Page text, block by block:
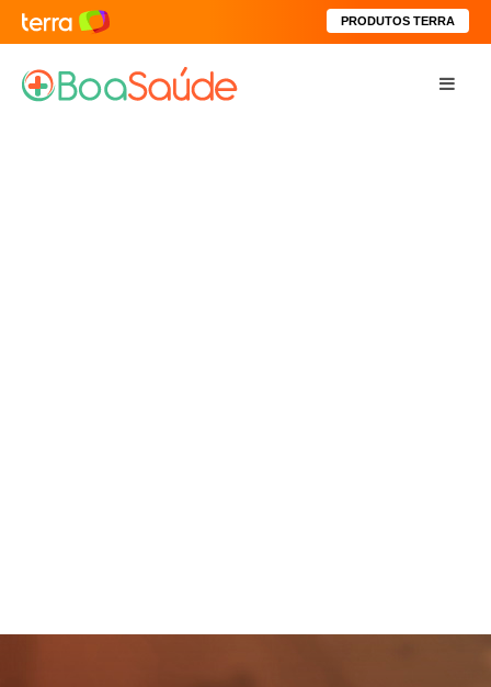
PRODUTOS TERRA